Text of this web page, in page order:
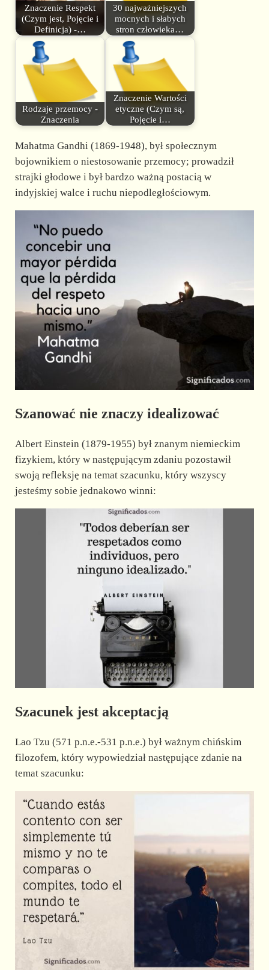
Znaczenie Respekt
(Czym jest, Pojęcie i
Definicja) -…
30 najważniejszych
mocnych i słabych
stron człowieka…
Rodzaje przemocy -
Znaczenia
Znaczenie Wartości
etyczne (Czym są,
Pojęcie i…
Mahatma Gandhi (1869-1948), był społecznym
bojownikiem o niestosowanie przemocy; prowadził
strajki głodowe i był bardzo ważną postacią w
indyjskiej walce i ruchu niepodległościowym.
Szanować nie znaczy idealizować
Albert Einstein (1879-1955) był znanym niemieckim
fizykiem, który w następującym zdaniu pozostawił
swoją refleksję na temat szacunku, który wszyscy
jesteśmy sobie jednakowo winni:
Szacunek jest akceptacją
Lao Tzu (571 p.n.e.-531 p.n.e.) był ważnym chińskim
filozofem, który wypowiedział następujące zdanie na
temat szacunku: